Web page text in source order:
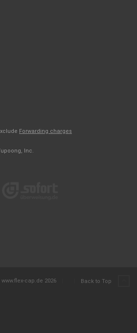
Forwarding charges
Inc.
www.flex-cap.de 2026 Back to Top